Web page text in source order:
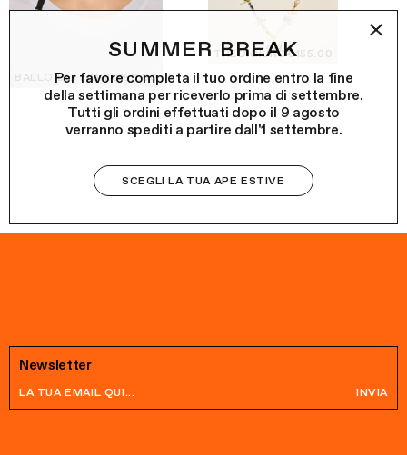
SUMMER BREAK
Per favore completa il tuo ordine entro la fine
della settimana per riceverlo prima di settembre.
Tutti gli ordini effettuati dopo il 9 agosto
verranno spediti a partire dall'1 settembre.
SCEGLI LA TUA APE ESTIVE
BALLO DEI FIORI€150.00
TREDIGIÜRO€155.00
Newsletter
INVIA